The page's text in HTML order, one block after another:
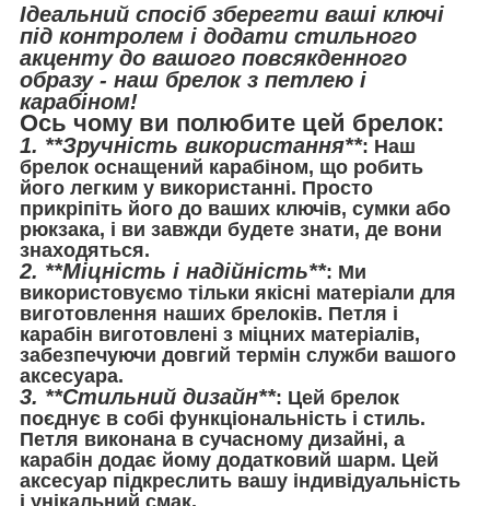
Ідеальний спосіб зберегти ваші ключі
під контролем і додати стильного
акценту до вашого повсякденного
образу - наш брелок з петлею і
карабіном!
Ось чому ви полюбите цей брелок:
1. **Зручність використання**: Наш
брелок оснащений карабіном, що робить
його легким у використанні. Просто
прикріпіть його до ваших ключів, сумки або
рюкзака, і ви завжди будете знати, де вони
знаходяться.
2. **Міцність і надійність**: Ми
використовуємо тільки якісні матеріали для
виготовлення наших брелоків. Петля і
карабін виготовлені з міцних матеріалів,
забезпечуючи довгий термін служби вашого
аксесуара.
3. **Стильний дизайн**: Цей брелок
поєднує в собі функціональність і стиль.
Петля виконана в сучасному дизайні, а
карабін додає йому додатковий шарм. Цей
аксесуар підкреслить вашу індивідуальність
і унікальний смак.